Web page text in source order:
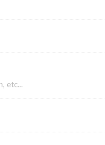
etc...